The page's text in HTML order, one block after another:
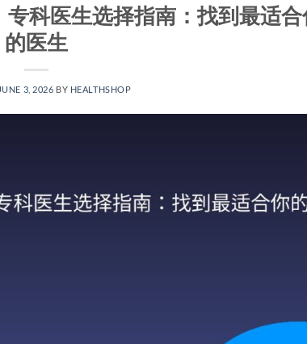
科医生选择指南：找到最适
的医生
JUNE 3, 2026 BY HEALTHSHOP